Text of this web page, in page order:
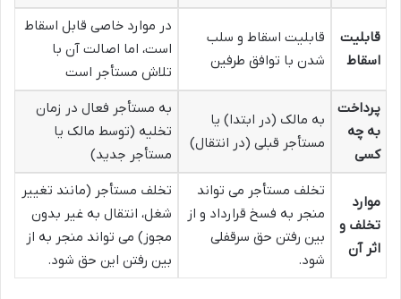
قابلیت
اسقاط
قابلیت اسقاط و سلب
شدن با توافق طرفین
در موارد خاصی قابل اسقاط
است، اما اصالت آن با
تلاش مستأجر است
پرداخت
به چه
کسی
به مالک (در ابتدا) یا
مستأجر قبلی (در انتقال)
به مستأجر فعال در زمان
تخلیه (توسط مالک یا
مستأجر جدید)
موارد
تخلف و
اثر آن
تخلف مستأجر می تواند
منجر به فسخ قرارداد و از
بین رفتن حق سرقفلی
شود.
تخلف مستأجر (مانند تغییر
شغل، انتقال به غیر بدون
مجوز) می تواند منجر به از
بین رفتن این حق شود.